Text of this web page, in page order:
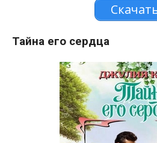
Тайна его сердца